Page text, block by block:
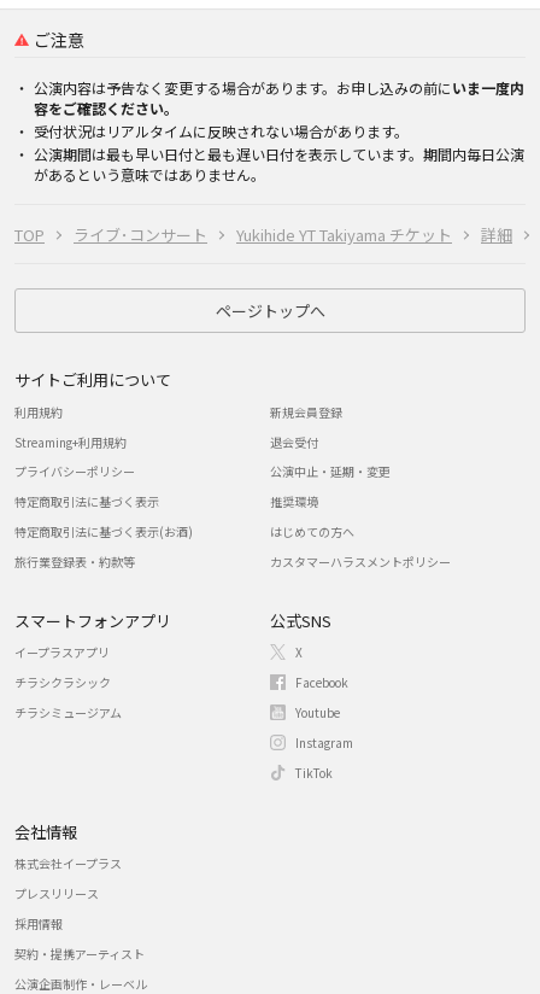
TOP ライブ･コンサート Yukihide YT Takiyama チケット 詳細
ご注意
公演内容は予告なく変更する場合があります。お申し込みの前にいま一度内
容をご確認ください。
受付状況はリアルタイムに反映されない場合があります。
公演期間は最も早い日付と最も遅い日付を表示しています。期間内毎日公演
があるという意味ではありません。
ページトップへ
サイトご利用について
利用規約
Streaming+利用規約
プライバシーポリシー
特定商取引法に基づく表示
特定商取引法に基づく表示(お酒)
旅行業登録表・約款等
新規会員登録
退会受付
公演中止・延期・変更
推奨環境
はじめての方へ
カスタマーハラスメントポリシー
スマートフォンアプリ
イープラスアプリ
チラシクラシック
チラシミュージアム
公式SNS
X
Facebook
Youtube
Instagram
TikTok
会社情報
株式会社イープラス
プレスリリース
採用情報
契約・提携アーティスト
公演企画制作・レーベル